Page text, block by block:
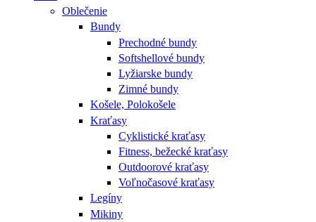
Oblečenie
Bundy
Prechodné bundy
Softshellové bundy
Lyžiarske bundy
Zimné bundy
Košele, Polokošele
Kraťasy
Cyklistické kraťasy
Fitness, bežecké kraťasy
Outdoorové kraťasy
Voľnočasové kraťasy
Legíny
Mikiny